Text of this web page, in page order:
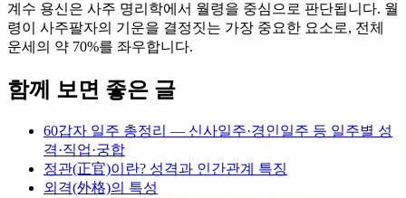
계수 용신은 사주 명리학에서 월령을 중심으로 판단됩니다. 월
령이 사주팔자의 기운을 결정짓는 가장 중요한 요소로, 전체
운세의 약 70%를 좌우합니다.
함께 보면 좋은 글
60갑자 일주 총정리 — 신사일주·경인일주 등 일주별 성
격·직업·궁합
정관(正官)이란? 성격과 인간관계 특징
외격(外格)의 특성